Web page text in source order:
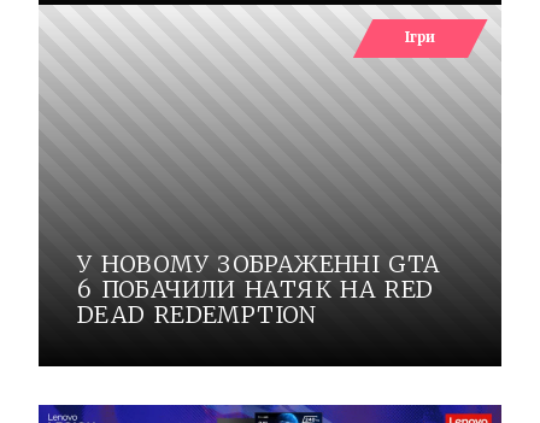
Ігри
У НОВОМУ ЗОБРАЖЕННІ GTA
6 ПОБАЧИЛИ НАТЯК НА RED
DEAD REDEMPTION